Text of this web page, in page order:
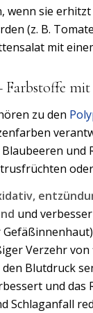
wenn sie
(z. B.
mit
Farbstoffe
zu den
und
und
Verzehr
Blutdruck
und das
Schlaganfall